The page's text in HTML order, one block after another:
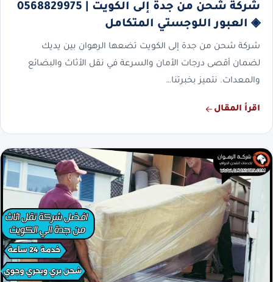
شركة شحن من جدة إلى الكويت | 0568829975
◈ العبور اللوجستي المتكامل
شركة شحن من جدة إلى الكويت تضعها الرهوان بين يديك
لضمان أقصى درجات الأمان والسرعة في نقل الأثاث والبضائع
والمعدات. نتميز بخبرتنا…
اقرأ المقال